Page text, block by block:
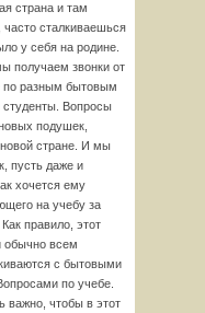
страна и там
часто сталкиваешься
у себя на родине.
получаем звонки от
по разным бытовым
студенты. Вопросы
подушек,
стране. И мы
пусть даже и
хочется ему
на учебу за
правило, этот
обычно всем
с бытовыми
по учебе.
важно, чтобы в этот